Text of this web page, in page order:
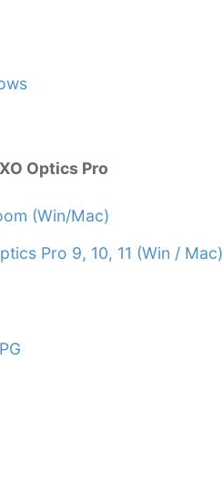
Optics Pro
(Win/Mac)
Pro 9, 10, 11 (Win / Mac)